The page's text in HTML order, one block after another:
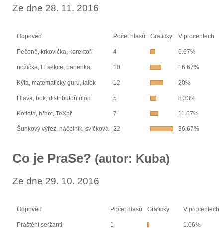
Ze dne 28. 11. 2016
Odpověď Počet hlasů Graficky V procentech
Pečeně, krkovička, korektoři 4 6.67%
nožička, IT sekce, panenka 10 16.67%
Kýta, matematický guru, lalok 12 20%
Hlava, bok, distributoři úloh 5 8.33%
Kotleta, hřbet, TeXař 7 11.67%
Šunkový výřez, náčelník, svíčková 22 36.67%
Co je PraSe? (autor: Kuba)
Ze dne 29. 10. 2016
Odpověď Počet hlasů Graficky V procentech
Praštění seržanti 1 1.06%